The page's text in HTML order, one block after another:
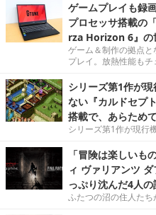
ゲームプレイも録
プロセッサ搭載の
rza Horizon 6』の
ゲーム＆制作の拠点
プレイ。放熱性能もチ
シリーズ第1作が
ない『カルドセプ
搭載で、あらため
シリーズ第1作が現行
「冒険は楽しいも
ィ ヴァリアンツ
っぷり沈んだ4人の
ふたつの沼の住人たち